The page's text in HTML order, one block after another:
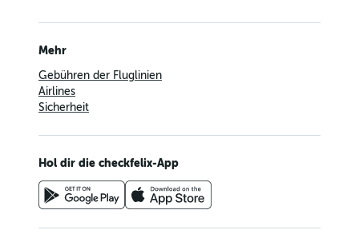
Mehr
Gebühren der Fluglinien
Airlines
Sicherheit
Hol dir die checkfelix-App